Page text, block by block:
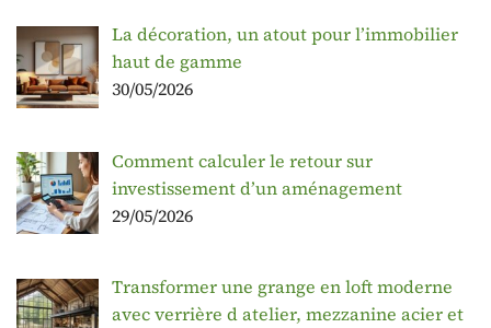
La décoration, un atout pour l’immobilier
haut de gamme
30/05/2026
Comment calculer le retour sur
investissement d’un aménagement
29/05/2026
Transformer une grange en loft moderne
avec verrière d atelier, mezzanine acier et